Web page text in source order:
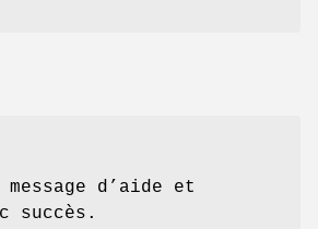
d’aide et
succès.